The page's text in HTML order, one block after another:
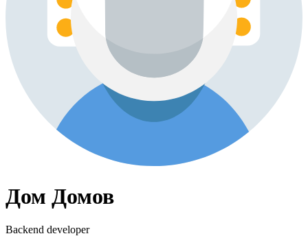
Дом Домов
Backend developer